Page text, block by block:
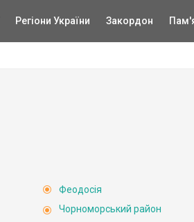
Регіони України Закордон
Феодосія
Чорноморський район